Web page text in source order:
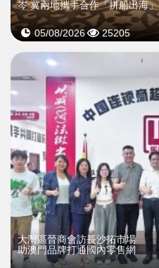
岑:冀兩地攜手合作「拼船出海」
05/08/2026 25205
大灣區晉商會訪長沙拓市場
助澳門品牌打通國內零售網